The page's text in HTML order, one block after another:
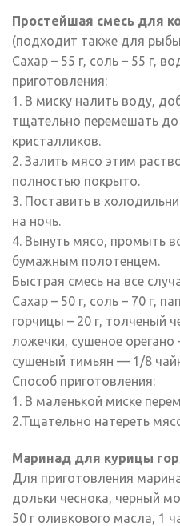
Простейшая смесь для
(подходит также для
Сахар – 55 г, соль – 55 г,
приготовления:
1. В миску налить воду,
тщательно перемешать до
кристалликов.
2. Залить мясо этим
полностью покрыто.
3. Поставить в
на ночь.
4. Вынуть мясо, промыть
бумажным полотенцем.
Быстрая смесь на все
Сахар – 50 г, соль – 70 г,
горчицы – 20 г, толченый
ложечки, сушеное
сушеный тимьян — 1/8
Способ приготовления:
1. В маленькой миске
2.Тщательно натереть
Маринад для курицы
Для приготовления
дольки чеснока, черный
50 г оливкового масла, 1